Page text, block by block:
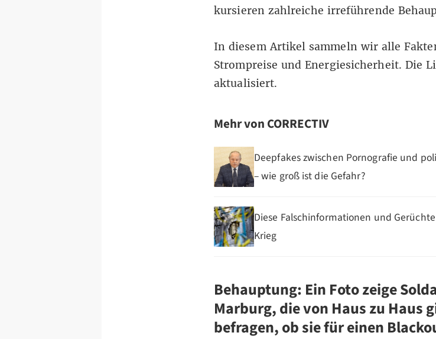
kursieren zahlreiche irreführende
In diesem Artikel sammeln wir alle
Strompreise und Energiesicherheit. Die
aktualisiert.
Mehr von CORRECTIV
Deepfakes zwischen Pornografie und
– wie groß ist die Gefahr?
Diese Falschinformationen und
Krieg
Behauptung: Ein Foto zeige
Marburg, die von Haus zu Haus
befragen, ob sie für einen